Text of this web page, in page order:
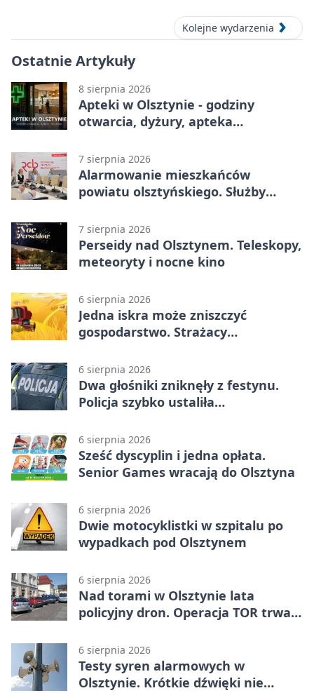
Kolejne wydarzenia
Ostatnie Artykuły
8 sierpnia 2026
Apteki w Olsztynie - godziny
otwarcia, dyżury, apteka
7 sierpnia 2026
Alarmowanie mieszkańców
powiatu olsztyńskiego. Służby
7 sierpnia 2026
Perseidy nad Olsztynem. Teleskopy,
meteoryty i nocne kino
6 sierpnia 2026
Jedna iskra może zniszczyć
gospodarstwo. Strażacy
6 sierpnia 2026
Dwa głośniki zniknęły z festynu.
Policja szybko ustaliła
6 sierpnia 2026
Sześć dyscyplin i jedna opłata.
Senior Games wracają do Olsztyna
6 sierpnia 2026
Dwie motocyklistki w szpitalu po
wypadkach pod Olsztynem
6 sierpnia 2026
Nad torami w Olsztynie lata
policyjny dron. Operacja TOR trwa
6 sierpnia 2026
Testy syren alarmowych w
Olsztynie. Krótkie dźwięki nie